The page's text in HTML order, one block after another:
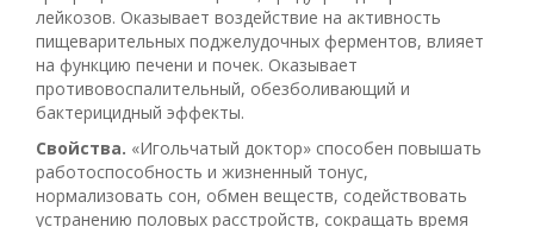
лейкозов. Оказывает воздействие на активность
пищеварительных поджелудочных ферментов, влияет
на функцию печени и почек. Оказывает
противовоспалительный, обезболивающий и
бактерицидный эффекты.
Свойства. «Игольчатый доктор» способен повышать
работоспособность и жизненный тонус,
нормализовать сон, обмен веществ, содействовать
устранению половых расстройств, сокращать время